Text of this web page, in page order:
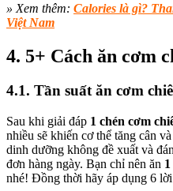
» Xem thêm: Calories là gì?
Việt Nam
4. 5+ Cách ăn cơm
4.1. Tần suất ăn cơm
Sau khi giải đáp 1 chén cơm
nhiều sẽ khiến cơ thể tăng cân
dinh dưỡng không đề xuất và
đơn hàng ngày. Bạn chỉ nên ăn
nhé! Đồng thời hãy áp dụng 6